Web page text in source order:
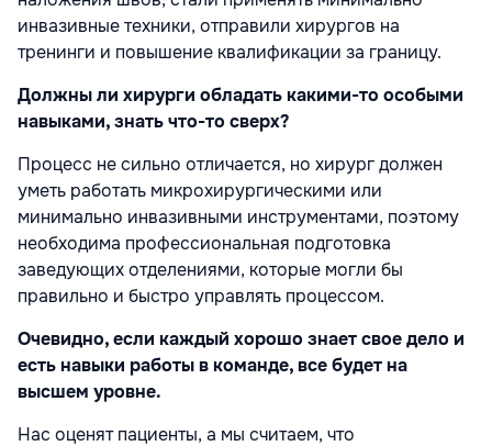
инвазивные техники, отправили хирургов на
тренинги и повышение квалификации за границу.
Должны ли хирурги обладать какими-то особыми
навыками, знать что-то сверх?
Процесс не сильно отличается, но хирург должен
уметь работать микрохирургическими или
минимально инвазивными инструментами, поэтому
необходима профессиональная подготовка
заведующих отделениями, которые могли бы
правильно и быстро управлять процессом.
Очевидно, если каждый хорошо знает свое дело и
есть навыки работы в команде, все будет на
высшем уровне.
Нас оценят пациенты, а мы считаем, что